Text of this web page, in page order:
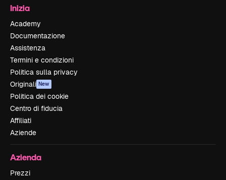
Inizia
Academy
Documentazione
Assistenza
Termini e condizioni
Politica sulla privacy
Originali New
Politica dei cookie
Centro di fiducia
Affiliati
Aziende
Azienda
Prezzi